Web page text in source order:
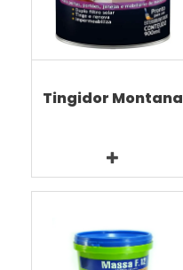
Tingidor Montana